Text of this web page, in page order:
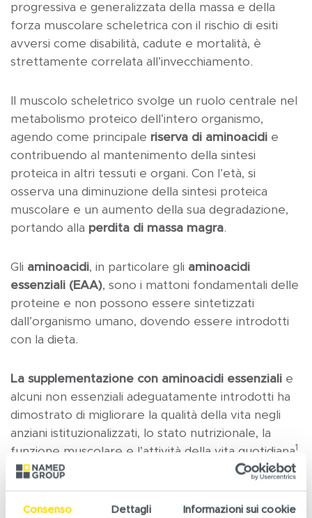
Consenso Dettagli Informazioni sui cookie
progressiva e generalizzata della massa e della
forza muscolare scheletrica con il rischio di esiti
avversi come disabilità, cadute e mortalità, è
strettamente correlata all’invecchiamento.
Il muscolo scheletrico svolge un ruolo centrale nel
metabolismo proteico dell’intero organismo,
agendo come principale riserva di aminoacidi e
contribuendo al mantenimento della sintesi
proteica in altri tessuti e organi. Con l’età, si
osserva una diminuzione della sintesi proteica
muscolare e un aumento della sua degradazione,
portando alla perdita di massa magra.
Gli aminoacidi, in particolare gli aminoacidi
essenziali (EAA), sono i mattoni fondamentali delle
proteine e non possono essere sintetizzati
dall’organismo umano, dovendo essere introdotti
con la dieta.
La supplementazione con aminoacidi essenziali e
alcuni non essenziali adeguatamente introdotti ha
dimostrato di migliorare la qualità della vita negli
anziani istituzionalizzati, lo stato nutrizionale, la
funzione muscolare e l’attività della vita quotidiana1
Uno studio ha rilevato che la supplementazione
settimane) ha migliorato in modo significativo lo